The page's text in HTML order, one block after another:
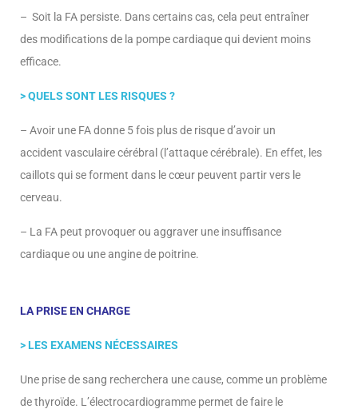
– Soit la FA persiste. Dans certains cas, cela peut entraîner
des modifications de la pompe cardiaque qui devient moins
efficace.
> QUELS SONT LES RISQUES ?
– Avoir une FA donne 5 fois plus de risque d’avoir un
accident vasculaire cérébral (l’attaque cérébrale). En effet, les
caillots qui se forment dans le cœur peuvent partir vers le
cerveau.
– La FA peut provoquer ou aggraver une insuffisance
cardiaque ou une angine de poitrine.
LA PRISE EN CHARGE
> LES EXAMENS NÉCESSAIRES
Une prise de sang recherchera une cause, comme un problème
de thyroïde. L’électrocardiogramme permet de faire le